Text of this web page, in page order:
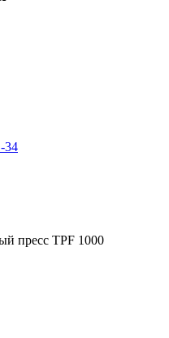
34
пресс TPF 1000